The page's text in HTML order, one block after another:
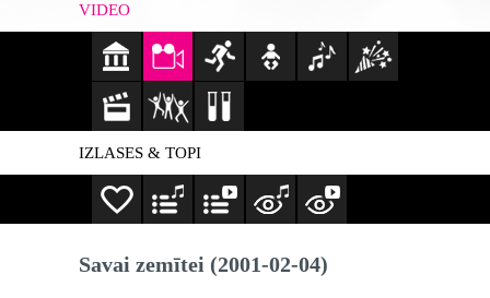
VIDEO
IZLASES & TOPI
Savai zemītei (2001-02-04)